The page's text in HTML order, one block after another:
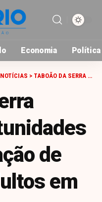
Economia Política
NOTÍCIAS > TABOÃO DA SERRA AMPLIA OPORTUNIDADES PARA A EDUCAÇÃO DE JOVENS E ADULTOS EM 2026
de
em